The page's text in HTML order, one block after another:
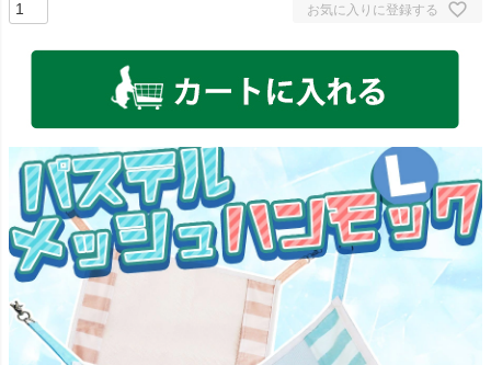
お気に入りに登録する